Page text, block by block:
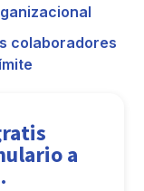
colaboradores
a